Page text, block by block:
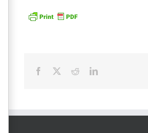
Facebook RedditLinkedIn